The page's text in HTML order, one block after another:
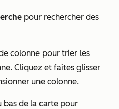
pour rechercher des
colonne pour trier les
Cliquez et faites glisser
une colonne.
bas de la carte pour